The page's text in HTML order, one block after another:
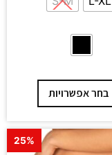
בחר אפשרויות
25%